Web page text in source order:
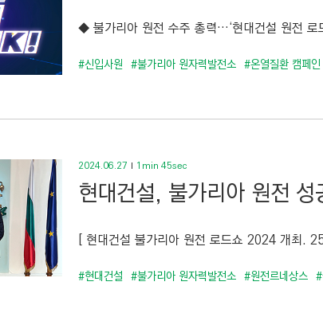
◆ 불가리아 원전 수주 총력…‘현대건설 원전
#신입사원 #불가리아 원자력발전소 #온열질환 캠페인
2024.06.27 1min 45sec
현대건설, 불가리아 원전
[ 현대건설 불가리아 원전 로드쇼 2024 개최.
#현대건설 #불가리아 원자력발전소 #원전르네상스